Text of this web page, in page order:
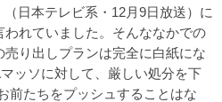
日本テレビ系・12月9日放送）に
れていました。そんななかでの
り出しプランは完全に白紙にな
ッソに対して、厳しい処分を下
前たちをプッシュすることはな